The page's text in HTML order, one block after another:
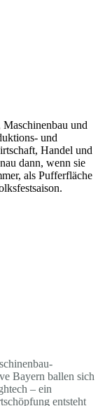
und
und
Handel und
dann, wenn sie
als Pufferfläche
Bayern ballen sich
– ein
entsteht